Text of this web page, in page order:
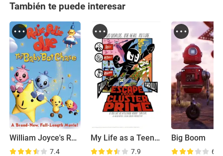
También te puede interesar
William Joyce's Rolie Polie Olie: The Baby Bot Chase
7.4
My Life as a Teenage Robot: Escape from Cluster Prime
7.9
Big Boom
6.8